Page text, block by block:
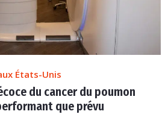
États-Unis
du cancer du poumon
que prévu